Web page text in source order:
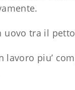
uovo tra il
piu’